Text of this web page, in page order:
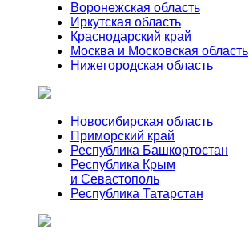
Воронежская область
Иркутская область
Краснодарский край
Москва и Московская область
Нижегородская область
Новосибирская область
Приморский край
Республика Башкортостан
Республика Крым
и Севастополь
Республика Татарстан